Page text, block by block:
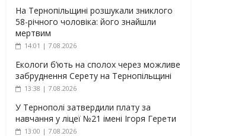
На Тернопільщині розшукали зниклого
58-річного чоловіка: його знайшли
мертвим
14:01 | 7.08.2026
Екологи б’ють на сполох через можливе
забруднення Серету на Тернопільщині
13:38 | 7.08.2026
У Тернополі затвердили плату за
навчання у ліцеї №21 імені Ігоря Герети
13:00 | 7.08.2026